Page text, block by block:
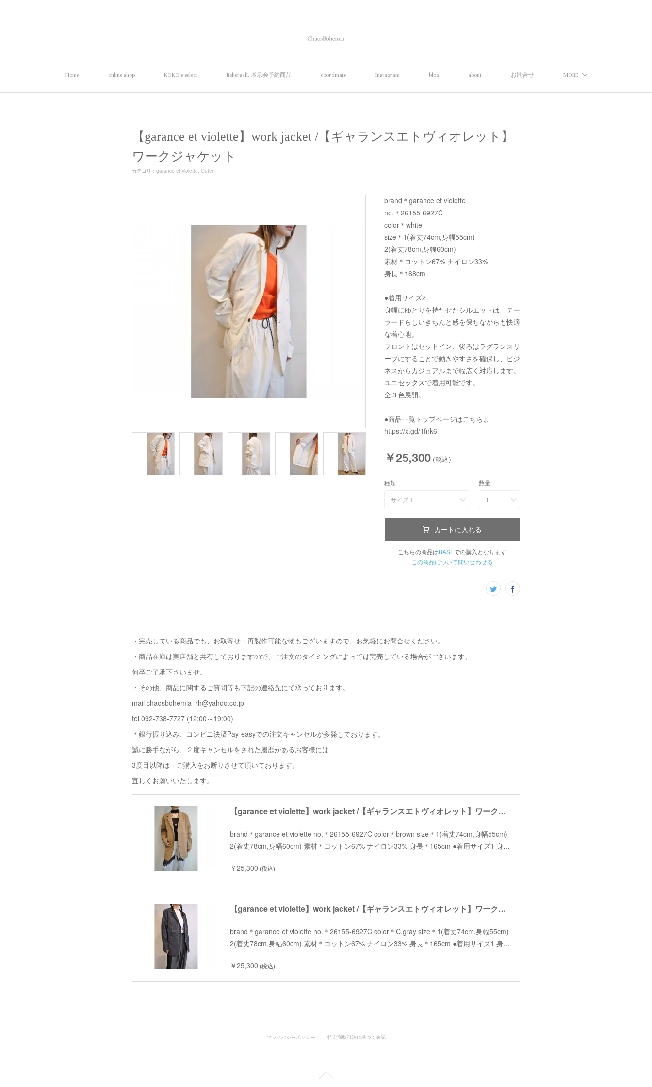
Home online shop KOKO's select RehersalL 展示会予約商品 coordinate Instagram blog about お問合せ MORE
【garance et violette】work jacket /【ギャランスエトヴィオレット】
ワークジャケット
カテゴリ ： garance et violette Outer
brand＊garance et violette
no.＊26155-6927C
color＊white
size＊1(着丈74cm,身幅55cm)
2(着丈78cm,身幅60cm)
素材＊コットン67% ナイロン33%
身長＊168cm
●着用サイズ2
身幅にゆとりを持たせたシルエットは、テー
ラードらしいきちんと感を保ちながらも快適
な着心地。
フロントはセットイン、後ろはラグランスリ
ーブにすることで動きやすさを確保し、ビジ
ネスからカジュアルまで幅広く対応します。
ユニセックスで着用可能です。
全３色展開。
●商品一覧トップページはこちら↓
https://x.gd/1fnk6
￥25,300 (税込)
種類
サイズ１
数量
1
カートに入れる
こちらの商品はBASEでの購入となります
この商品について問い合わせる
・完売している商品でも、お取寄せ・再製作可能な物もございますので、お気軽にお問合せください。
・商品在庫は実店舗と共有しておりますので、ご注文のタイミングによっては完売している場合がございます。
何卒ご了承下さいませ。
・その他、商品に関するご質問等も下記の連絡先にて承っております。
mail chaosbohemia_rh@yahoo.co.jp
tel 092-738-7727 (12:00～19:00)
＊銀行振り込み、コンビニ決済Pay-easyでの注文キャンセルが多発しております。
誠に勝手ながら、２度キャンセルをされた履歴があるお客様には
3度目以降は ご購入をお断りさせて頂いております。
宜しくお願いいたします。
【garance et violette】work jacket /【ギャランスエトヴィオレット】ワークジャケット
brand＊garance et violette no.＊26155-6927C color＊brown size＊1(着丈74cm,身幅55cm)
2(着丈78cm,身幅60cm) 素材＊コットン67% ナイロン33% 身長＊165cm ●着用サイズ1 身…
￥25,300 (税込)
【garance et violette】work jacket /【ギャランスエトヴィオレット】ワークジャケット
brand＊garance et violette no.＊26155-6927C color＊C.gray size＊1(着丈74cm,身幅55cm)
2(着丈78cm,身幅60cm) 素材＊コットン67% ナイロン33% 身長＊165cm ●着用サイズ1 身…
￥25,300 (税込)
プライバシーポリシー 特定商取引法に基づく表記